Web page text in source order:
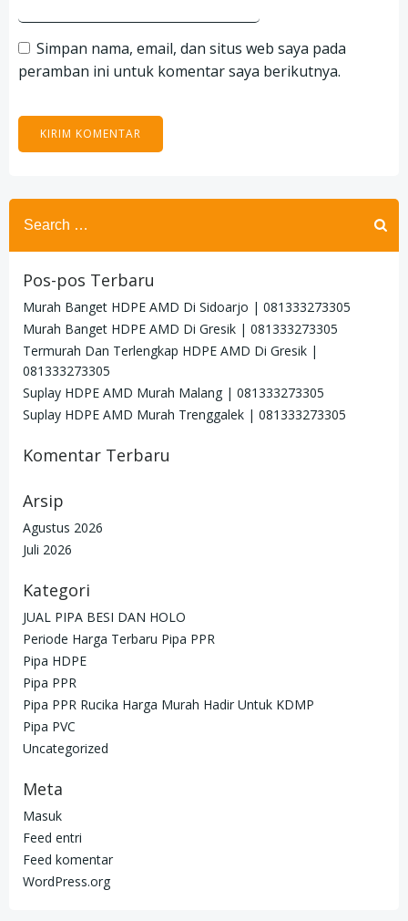
Simpan nama, email, dan situs web saya pada
peramban ini untuk komentar saya berikutnya.
Search
for:
Pos-pos Terbaru
Murah Banget HDPE AMD Di Sidoarjo | 081333273305
Murah Banget HDPE AMD Di Gresik | 081333273305
Termurah Dan Terlengkap HDPE AMD Di Gresik |
081333273305
Suplay HDPE AMD Murah Malang | 081333273305
Suplay HDPE AMD Murah Trenggalek | 081333273305
Komentar Terbaru
Arsip
Agustus 2026
Juli 2026
Kategori
JUAL PIPA BESI DAN HOLO
Periode Harga Terbaru Pipa PPR
Pipa HDPE
Pipa PPR
Pipa PPR Rucika Harga Murah Hadir Untuk KDMP
Pipa PVC
Uncategorized
Meta
Masuk
Feed entri
Feed komentar
WordPress.org